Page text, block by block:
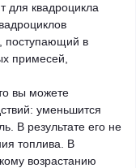
для квадроцикла
в
примесей,
вы можете
уменьшится
В результате его не
топлива. В
возрастанию